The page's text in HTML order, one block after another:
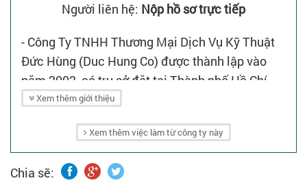
Người liên hệ: Nộp hồ sơ trực tiếp
- Công Ty TNHH Thương Mại Dịch Vụ Kỹ Thuật
Đức Hùng (Duc Hung Co) được thành lập vào
năm 2002, có trụ sở đặt tại Thành phố Hồ Chí
Minh, Việt Nam với quy mô hoạt động trên khắp
và Nam Trung Bộ.
- Duc Hung Co tiền thân là một công ty hoạt
động trong lĩnh vực cấp thoát nước với 20 năm
Xem thêm giới thiệu
Xem thêm việc làm từ công ty này
Chia sẽ: